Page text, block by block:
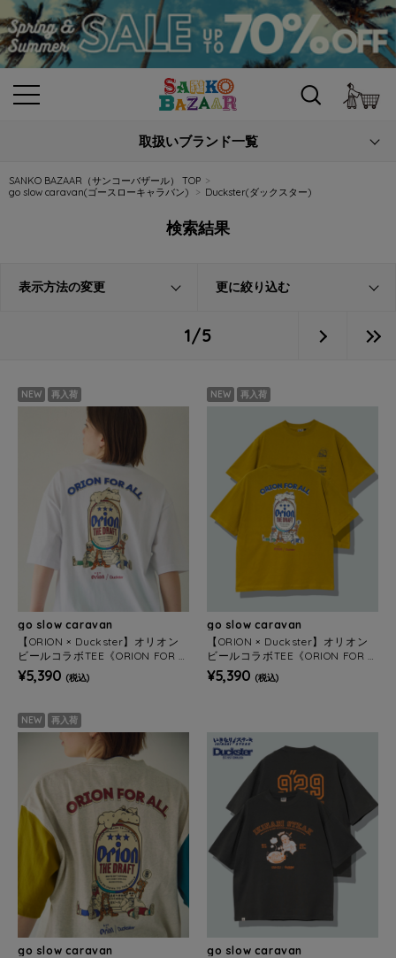
取扱いブランド一覧
SANKO BAZAAR（サンコーバザール） TOP
go slow caravan(ゴースローキャラバン)
Duckster(ダックスター)
検索結果
表示方法の変更 更に絞り込む
1/5
NEW 再入荷
go slow caravan
【ORION × Duckster】オリオン
ビールコラボTEE《ORION FOR A
LL》(MENS)
¥5,390 (税込)
NEW 再入荷
go slow caravan
【ORION × Duckster】オリオン
ビールコラボTEE《ORION FOR A
LL》(MENS)
¥5,390 (税込)
NEW 再入荷
go slow caravan
go slow caravan